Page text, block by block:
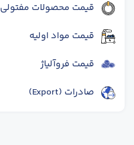
قیمت محصولات مفتولی
قیمت مواد اولیه
قیمت فروآلیاژ
صادرات (Export)